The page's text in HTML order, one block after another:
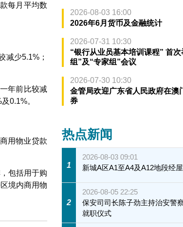
每月平均数
减少5.1%；
年前比较减
0.1%。
用物业贷款
包括用于购
境内商用物
2026-08-03 16:00
2026年6月货币及金融统计
2026-07-31 10:30
“银行从业员基本培训课程” 首
组”及“专家组”会议
2026-07-30 10:30
金管局欢迎广东省人民政府在澳
券
热点新闻
1
2026-08-03 09:01
新城A区A1至A4及A12地段经
2
2026-08-05 22:25
保安司司长陈子劲主持治安警
就职仪式